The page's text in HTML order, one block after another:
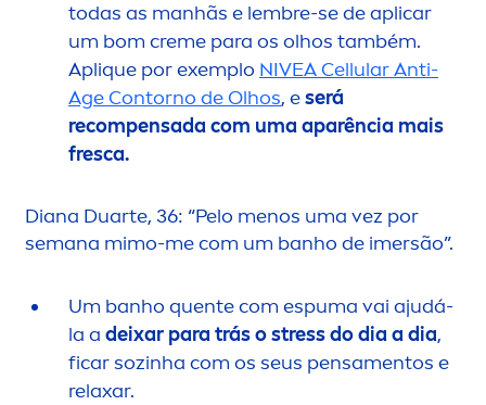
todas as manhãs e lembre-se de aplicar
um bom creme para os olhos também.
Aplique por exemplo NIVEA CellularAnti-
Age Contorno de Olhos, eserá
recompensada com uma aparência mais
fresca.
Diana Duarte, 36: “Pelo menos uma vez por
semana mimo-me com um banho de imersão”.
Um banho quente com espuma vai ajudá-
la a deixar para trás ostressdo dia a dia,
ficar sozinha com os seus pensamentos e
relaxar.